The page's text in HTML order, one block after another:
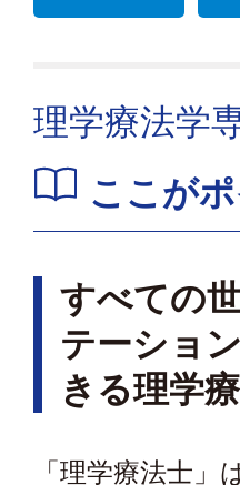
理学療法学
ここが
すべての
テーショ
きる理学
「理学療法士